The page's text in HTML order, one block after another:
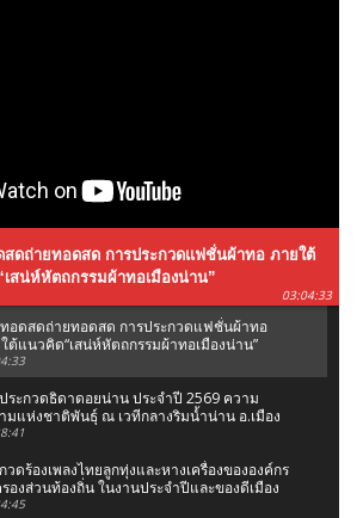
สดถ่ายทอดสด การประกวดแฟชั่นผ้าทอ ภายใต้
สน่ห์หัตถกรรมผ้าทอเมืองน่าน”
03:04:33
อดสดถ่ายทอดสด การประกวดแฟชั่นผ้าทอ
ต้แนวคิด“เสน่ห์หัตถกรรมผ้าทอเมืองน่าน”
ระกวดธิดาดอยน่าน ประจำปี 2569 ความ
มแห่งชาติพันธุ์ ณ เวทีกลางริมน้ำน่าน อ.เมือง
.น่าน
วดร้องเพลงไทยลูกทุ่งและหางเครื่องขององค์กร
องส่วนท้องถิ่น ในงานประจำปีและของดีเมือง